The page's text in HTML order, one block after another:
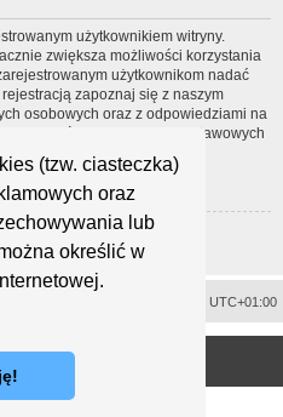
(tzw. ciasteczka)
oraz
lub
określić w
użytkownikiem witryny.
zwiększa możliwości korzystania
użytkownikom nadać
zapoznaj się z naszym
osobowych oraz z odpowiedziami na
jest wyjaśnionych wiele podstawowych
witryny.
osobowych
UTC+01:00
© phpBB Limited